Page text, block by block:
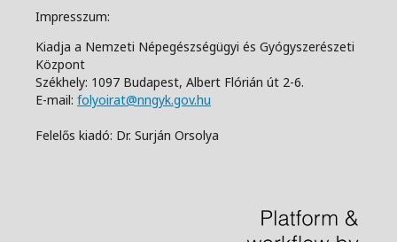
Impresszum:
Kiadja a Nemzeti Népegészségügyi és Gyógyszerészeti
Központ
Székhely: 1097 Budapest, Albert Flórián út 2-6.
E-mail: folyoirat@nngyk.gov.hu
Felelős kiadó: Dr. Surján Orsolya